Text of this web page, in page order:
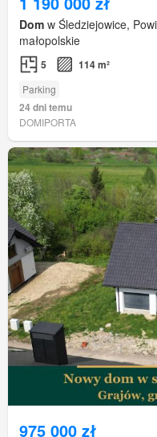
Dom w Śledziejowice,
małopolskie
5 114 m²
Parking
24 dni temu
DOMIPORTA
975 000 zł